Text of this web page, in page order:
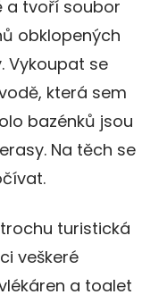
a tvoří soubor
obklopených
Vykoupat se
která sem
bazénků jsou
Na těch se
turistická
veškeré
a toalet